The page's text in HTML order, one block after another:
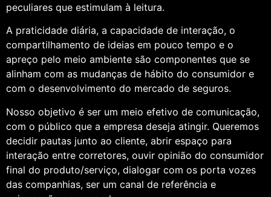
peculiares que estimulam à leitura.
A praticidade diária, a capacidade de interação, o
compartilhamento de ideias em pouco tempo e o
apreço pelo meio ambiente são componentes que se
alinham com as mudanças de hábito do consumidor e
com o desenvolvimento do mercado de seguros.
Nosso objetivo é ser um meio efetivo de comunicação,
com o público que a empresa deseja atingir. Queremos
decidir pautas junto ao cliente, abrir espaço para
interação entre corretores, ouvir opinião do consumidor
final do produto/serviço, dialogar com os porta vozes
das companhias, ser um canal de referência e